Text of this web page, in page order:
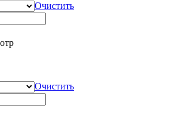
Очистить
Очистить